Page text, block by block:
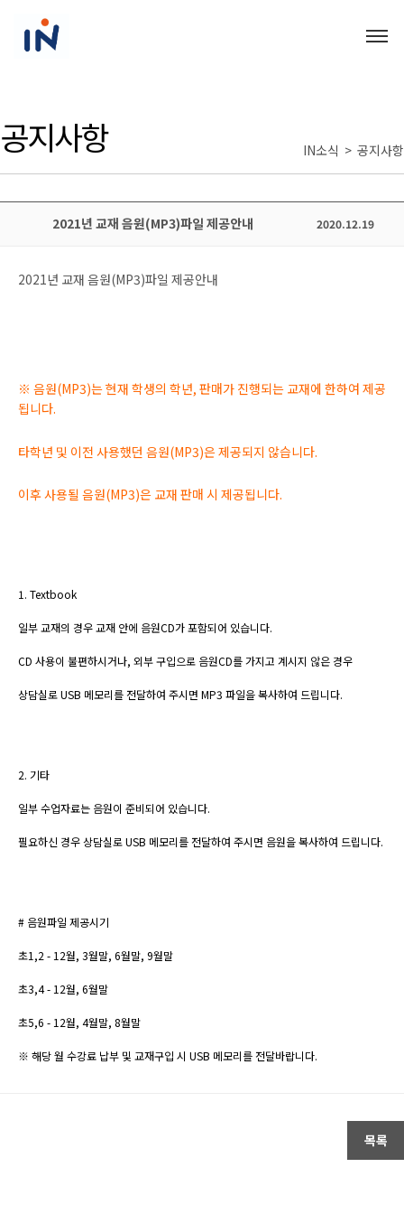
공지사항 IN소식 > 공지사항
2021년 교재 음원(MP3)파일 제공안내 2020.12.19
2021년 교재 음원(MP3)파일 제공안내
※ 음원(MP3)는 현재 학생의 학년, 판매가 진행되는 교재에 한하여 제공
됩니다.
타학년 및 이전 사용했던 음원(MP3)은 제공되지 않습니다.
이후 사용될 음원(MP3)은 교재 판매 시 제공됩니다.
1. Textbook
일부교재의 경우교재 안에 음원CD가 포함되어 있습니다.
CD 사용이 불편하시거나, 외부 구입으로 음원CD를 가지고 계시지 않은 경우
상담실로USB 메모리를 전달하여 주시면 MP3 파일을 복사하여 드립니다.
2. 기타
일부 수업자료는 음원이 준비되어 있습니다.
필요하신 경우 상담실로USB 메모리를 전달하여 주시면 음원을 복사하여 드립니다.
# 음원파일 제공시기
초1,2 - 12월, 3월말, 6월말, 9월말
초3,4 - 12월, 6월말
초5,6 - 12월, 4월말, 8월말
※ 해당 월 수강료 납부 및 교재구입 시 USB 메모리를 전달바랍니다.
목록